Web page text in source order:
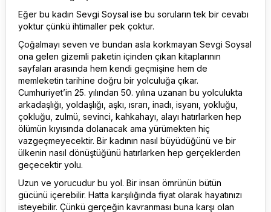
Eğer bu kadın Sevgi Soysal ise bu soruların tek bir cevabı
yoktur çünkü ihtimaller pek çoktur.
Çoğalmayı seven ve bundan asla korkmayan Sevgi Soysal
ona gelen gizemli paketin içinden çıkan kitaplarının
sayfaları arasında hem kendi geçmişine hem de
memleketin tarihine doğru bir yolculuğa çıkar.
Cumhuriyet’in 25. yılından 50. yılına uzanan bu yolculukta
arkadaşlığı, yoldaşlığı, aşkı, ısrarı, inadı, isyanı, yokluğu,
çokluğu, zulmü, sevinci, kahkahayı, alayı hatırlarken hep
ölümün kıyısında dolanacak ama yürümekten hiç
vazgeçmeyecektir. Bir kadının nasıl büyüdüğünü ve bir
ülkenin nasıl dönüştüğünü hatırlarken hep gerçeklerden
geçecektir yolu.
Uzun ve yorucudur bu yol. Bir insan ömrünün bütün
gücünü içerebilir. Hatta karşılığında fiyat olarak hayatınızı
isteyebilir. Çünkü gerçeğin kavranması buna karşı olan